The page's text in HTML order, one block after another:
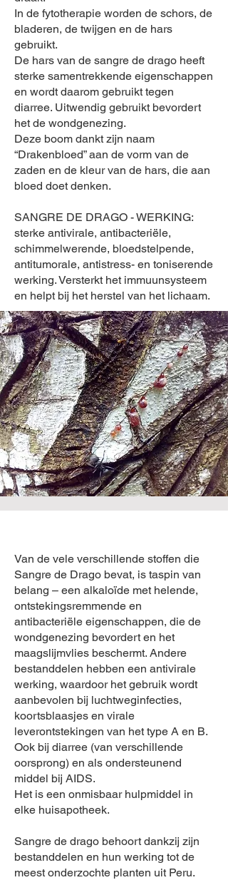
In de fytotherapie worden de schors, de
bladeren, de twijgen en de hars
gebruikt.
De hars van de sangre de drago heeft
sterke samentrekkende eigenschappen
en wordt daarom gebruikt tegen
diarree. Uitwendig gebruikt bevordert
het de wondgenezing.
Deze boom dankt zijn naam
“Drakenbloed” aan de vorm van de
zaden en de kleur van de hars, die aan
bloed doet denken.
SANGRE DE DRAGO - WERKING:
sterke antivirale, antibacteriële,
schimmelwerende, bloedstelpende,
antitumorale, antistress- en toniserende
werking. Versterkt het immuunsysteem
en helpt bij het herstel van het lichaam.
Van de vele verschillende stoffen die
Sangre de Drago bevat, is taspin van
belang – een alkaloïde met helende,
ontstekingsremmende en
antibacteriële eigenschappen, die de
wondgenezing bevordert en het
maagslijmvlies beschermt. Andere
bestanddelen hebben een antivirale
werking, waardoor het gebruik wordt
aanbevolen bij luchtweginfecties,
koortsblaasjes en virale
leverontstekingen van het type A en B.
Ook bij diarree (van verschillende
oorsprong) en als ondersteunend
middel bij AIDS.
Het is een onmisbaar hulpmiddel in
elke huisapotheek.
Sangre de drago behoort dankzij zijn
bestanddelen en hun werking tot de
meest onderzochte planten uit Peru.